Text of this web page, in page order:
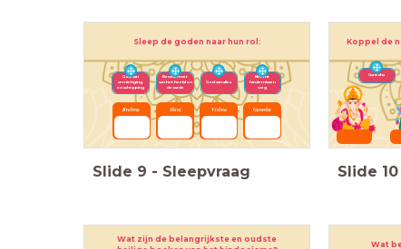
Brahma
Sleep de goden naar hun rol :
Shiva Vishnu Ganesha
God van
vernietiging
en schepping
Beschermer
van het heelal en
de aarde
God van alles
Neemt
hindernissen
weg
Slide 9 - Sleepvraag
Koppel de
Ganesha
Slide 10
Wat zijn de belangrijkste en oudste
Wat